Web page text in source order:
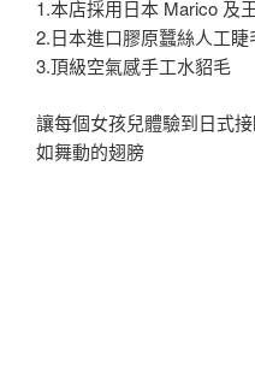
1.本店採用日本 Marico 及
2.日本進口膠原蠶絲人工睫
3.頂級空氣感手工水貂毛
讓每個女孩兒體驗到日式
如舞動的翅膀